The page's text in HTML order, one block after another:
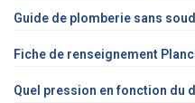
Guide de plomberie sans
Fiche de renseignement
Quel pression en fonction du